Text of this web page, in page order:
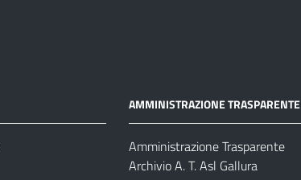
AMMINISTRAZIONE TRASPARENTE
Amministrazione Trasparente
Archivio A. T. Asl Gallura